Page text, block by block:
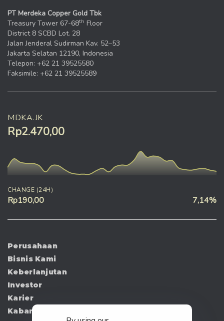
PT Merdeka Copper Gold Tbk
Treasury Tower 67-68th Floor
District 8 SCBD Lot. 28
Jalan Jenderal Sudirman Kav. 52–53
Jakarta Selatan 12190, Indonesia
Telepon: +62 21 39525580
Faksimile: +62 21 39525589
MDKA.JK
Rp2.470,00
CHANGE (24H)
Rp190,00 7,14%
Perusahaan
Bisnis Kami
Keberlanjutan
Investor
Karier
Kabar